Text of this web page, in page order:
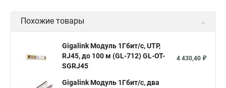
sfp 10 модуль sfp 1 25
sfp 1000 комплект sfp sfp rj 45 интерфейс sfp
Похожие товары
Gigalink Модуль 1Гбит/c, UTP,
RJ45, до 100 м (GL-712) GL-OT-
SGRJ45
4 430,40 ₽
Gigalink Модуль 1Гбит/c, два